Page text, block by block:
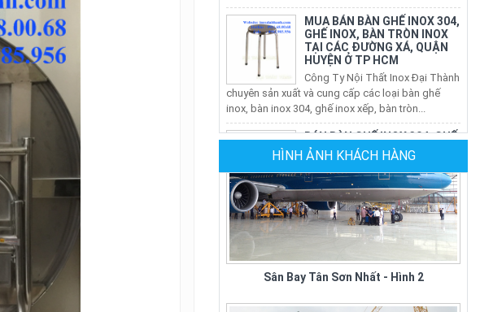
TẠI CÁC ĐƯỜNG XÁ, QUẬN
HUYỆN Ở TP HCM
Công Ty Nội Thất Inox Đại Thành
chuyên sản xuất và cung cấp các loại bàn ghế
inox, bàn inox 304, ghế inox xếp, bàn tròn...
BÁN BÀN GHẾ INOX 304, GHẾ
INOX, BÀN INOX TẠI CÁC
QUẬN HUYỆN TẠI TP HCM
Nội Thất Inox Đại Thành chuyên
sản xuất và cung cấp các loại bàn ghế inox, bàn
inox 304, ghế inox xếp, bàn tròn inox xếp...
CÔNG TY SẢN XUẤT GHẾ
NHÀ HÀNG
Công Ty Đại Thành chuyên sản
xuất ghế nhà hàng tiệc cưới tại
tphcm và toàn quốc. Nhằm đáp
ứng nhu cầu sử...
HÌNH ẢNH KHÁCH HÀNG
Sân Bay Tân Sơn Nhất - Hình 2